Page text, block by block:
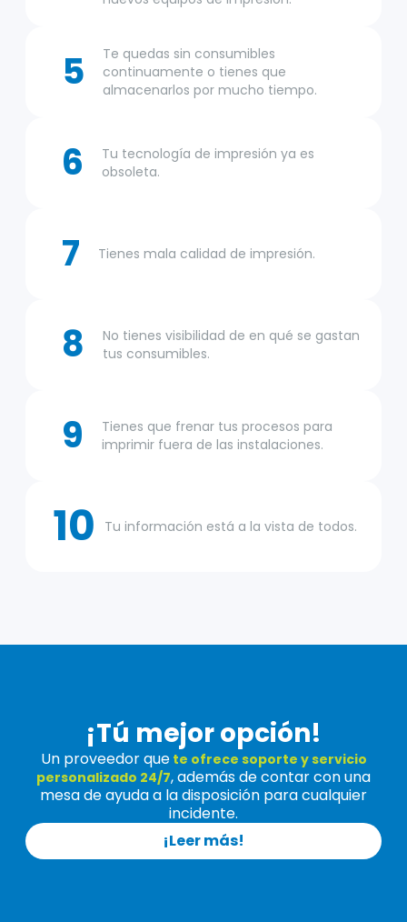
5
Te quedas sin consumibles
continuamente o tienes que
almacenarlos por mucho tiempo.
6
Tu tecnología de impresión ya es
obsoleta.
7 Tienes mala calidad de impresión.
8
No tienes visibilidad de en qué se gastan
tus consumibles.
9
Tienes que frenar tus procesos para
imprimir fuera de las instalaciones.
10 Tu información está a la vista de todos.
¡Tú mejor opción!
Un proveedor quete ofrece soporte y servicio
personalizado 24/7, además de contar con una
mesa de ayuda a la disposición para cualquier
incidente.
¡Leer más!